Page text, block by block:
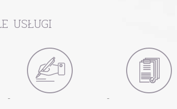
USŁUGI
- -